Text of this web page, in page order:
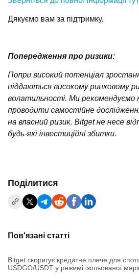
Дякуємо вам за підтримку.
Попередження про ризики:
Попри високий потенціал
піддаються високому ринковому
волатильності. Ми рекомендуємо
проводити самостійне
на власний ризик. Bitget не несе
будь-які інвестиційні збитки.
Поділитися
Пов'язані статті
Bitget скоригує кредитне плече для
USDGO/USDT у режимі ізольованої